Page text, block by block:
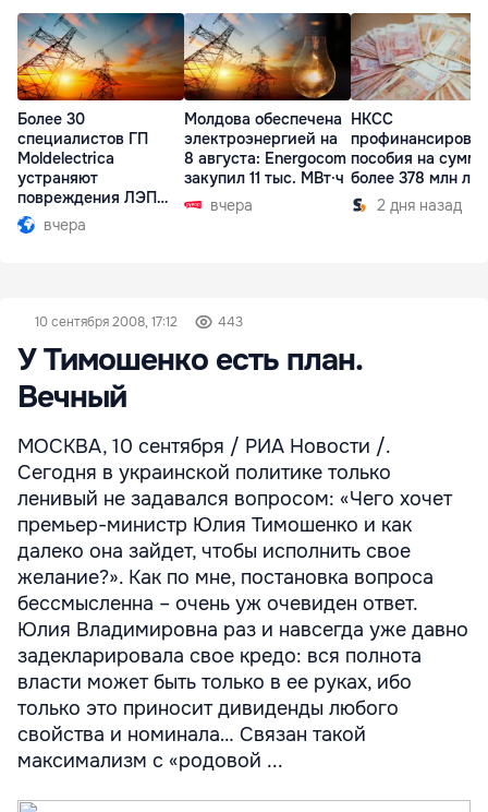
Более 30
специалистов ГП
Moldelectrica
устраняют
повреждения ЛЭП
Бельцы-Днестровск
вчера
Молдова обеспечена
электроэнергией на
8 августа: Energocom
закупил 11 тыс. МВт·ч
вчера
НКСС
пособия на сумму
более 378 млн
2 дня назад
10 сентября 2008, 17:12 443
У Тимошенко есть план.
Вечный
МОСКВА, 10 сентября / РИА Новости /.
Сегодня в украинской политике только
ленивый не задавался вопросом: «Чего хочет
премьер-министр Юлия Тимошенко и как
далеко она зайдет, чтобы исполнить свое
желание?». Как по мне, постановка вопроса
бессмысленна – очень уж очевиден ответ.
Юлия Владимировна раз и навсегда уже давно
задекларировала свое кредо: вся полнота
власти может быть только в ее руках, ибо
только это приносит дивиденды любого
свойства и номинала… Связан такой
максимализм с «родовой ...